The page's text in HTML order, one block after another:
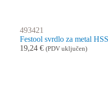
493421
Festool svrdlo za metal
19,24 € (PDV uključen)